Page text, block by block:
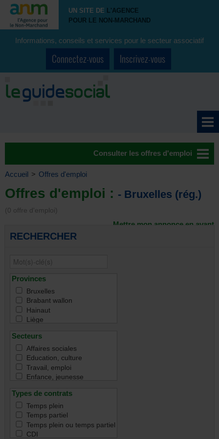
UN SITE DE L'AGENCE
POUR LE NON-MARCHAND
Informations, conseils et services pour le secteur associatif
Connectez-vous Inscrivez-vous
Consulter les offres d'emploi
Accueil > Offres d'emploi
Offres d'emploi : - Bruxelles (rég.)
(0 offre d'emploi)
Mettre mon annonce en avant
RECHERCHER
Provinces
Bruxelles
Brabant wallon
Hainaut
Liège
Luxembourg
Toutes
Secteurs
Affaires sociales
Education, culture
Travail, emploi
Enfance, jeunesse
Handicap
Immigration & intégration
Justice & droit
Santé
Santé mentale
Types de contrats
Temps plein
Temps partiel
Temps plein ou temps partiel
CDI